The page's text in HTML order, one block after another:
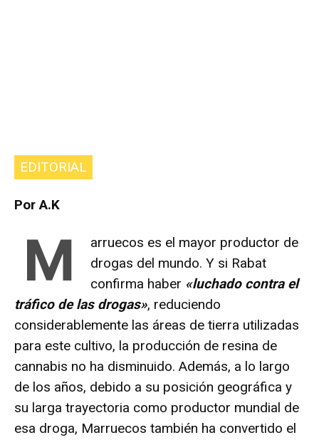
EDITORIAL
Por A.K
M
arruecos es el mayor productor de
drogas del mundo. Y si Rabat
confirma haber «luchado contra el
tráfico de las drogas», reduciendo
considerablemente las áreas de tierra utilizadas
para este cultivo, la producción de resina de
cannabis no ha disminuido. Además, a lo largo
de los años, debido a su posición geográfica y
su larga trayectoria como productor mundial de
esa droga, Marruecos también ha convertido el